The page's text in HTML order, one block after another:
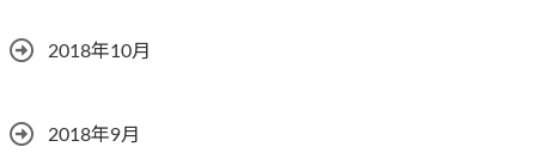
2018年10月
2018年9月